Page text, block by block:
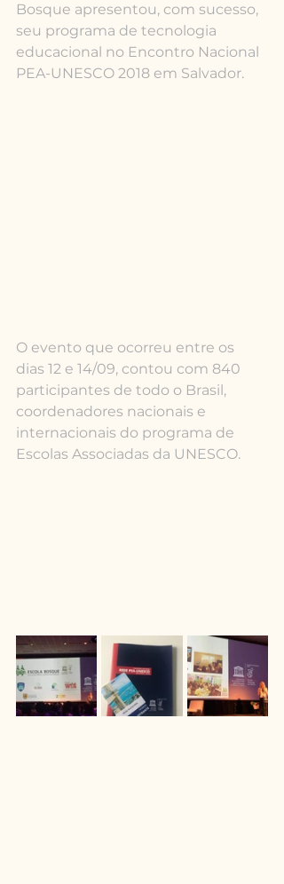
Bosque apresentou, com sucesso,
seu programa de tecnologia
educacional no Encontro Nacional
PEA-UNESCO 2018 em Salvador.
O evento que ocorreu entre os
dias 12 e 14/09, contou com 840
participantes de todo o Brasil,
coordenadores nacionais e
internacionais do programa de
Escolas Associadas da UNESCO.